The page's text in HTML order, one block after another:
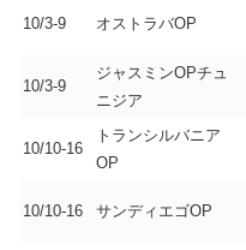
10/3-9 オストラバOP
10/3-9
ジャスミンOPチュ
ニジア
10/10-16
トランシルバニア
OP
10/10-16 サンディエゴOP